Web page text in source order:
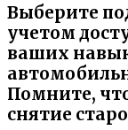
Выберите
учетом
ваших
Помните,
снятие